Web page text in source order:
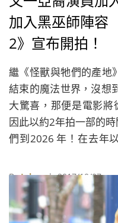
加入黑巫師陣容
2》宣布開拍！
繼《怪獸與牠們的產地
結束的魔法世界，沒想
大驚喜，那便是電影將
因此以約2年拍一部的
們到2026 年！在去年
ByJuksy| 2017/10/07